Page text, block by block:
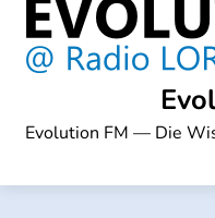
Evolution FM — Die